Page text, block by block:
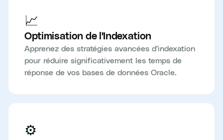
📈
Optimisation de l'Indexation
Apprenez des stratégies avancées d'indexation
pour réduire significativement les temps de
réponse de vos bases de données Oracle.
⚙️